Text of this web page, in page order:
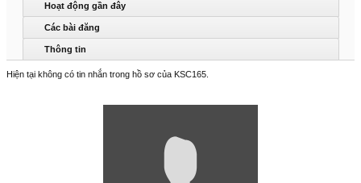
Hoạt động gần đây
Các bài đăng
Thông tin
Hiện tại không có tin nhắn trong hồ sơ của KSC165.